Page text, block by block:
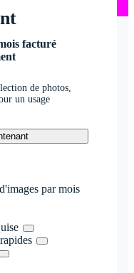
facturé
de photos,
un usage
par mois